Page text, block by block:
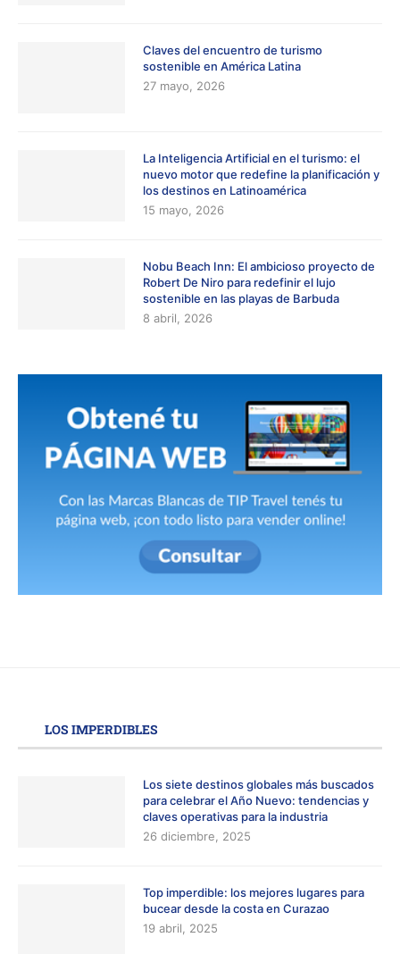
Claves del encuentro de turismo
sostenible en América Latina
27 mayo, 2026
La Inteligencia Artificial en el turismo: el
nuevo motor que redefine la planificación y
los destinos en Latinoamérica
15 mayo, 2026
Nobu Beach Inn: El ambicioso proyecto de
Robert De Niro para redefinir el lujo
sostenible en las playas de Barbuda
8 abril, 2026
LOS IMPERDIBLES
Los siete destinos globales más buscados
para celebrar el Año Nuevo: tendencias y
claves operativas para la industria
26 diciembre, 2025
Top imperdible: los mejores lugares para
bucear desde la costa en Curazao
19 abril, 2025